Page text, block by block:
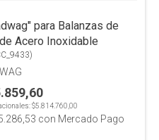
para Balanzas de
Acero Inoxidable
)
$5.814.760,00
con Mercado Pago